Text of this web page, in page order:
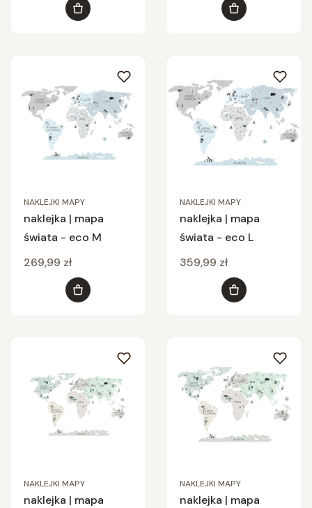
Do koszyka
Do koszyka
NAKLEJKI MAPY
naklejka | mapa
świata - eco M
Cena
269,99 zł
Do koszyka
NAKLEJKI MAPY
naklejka | mapa
świata - eco L
Cena
359,99 zł
Do koszyka
NAKLEJKI MAPY
naklejka | mapa
NAKLEJKI MAPY
naklejka | mapa